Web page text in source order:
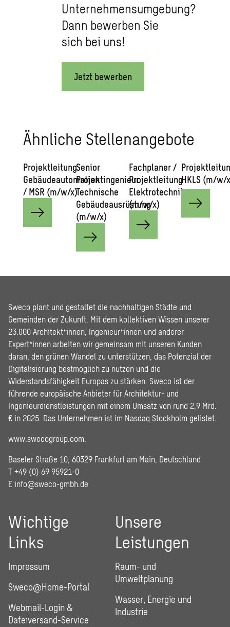
Unternehmensumgebung?
Dann bewerben Sie
sich bei uns!
Jetzt bewerben
Ähn­li­che Stel­len­an­ge­bo­te
Projektleitung
Gebäudeautomation
/ MSR (m/w/x)
Senior
Projektingenieur
Technische
Gebäudeausrüstung
(m/w/x)
Fachplaner /
Projektleitung
Elektrotechnik
(m/w/x)
HKLS (m/w/
Sweco plant und gestaltet die nachhaltigen Städte und
Gemeinden der Zukunft. Mit dem kollektiven Wissen unserer
23.000 Architekt*innen, Ingenieur*innen und anderer
Expert*innen arbeiten wir gemeinsam mit unseren Kunden
daran, den grünen Wandel zu unterstützen, das Potenzial der
Digitalisierung bestmöglich zu nutzen und die
Widerstandsfähigkeit Europas zu stärken. Sweco ist der
führende europäische Anbieter für Architektur- und
Ingenieurdienstleistungen mit einem Umsatz von rund 2,9 Mrd.
€ in 2025. Das Unternehmen ist im Nasdaq Stockholm gelistet.
www.swecogroup.com
Baseler Straße 10, 60329 Frankfurt am Main, Deutschland
T +49 (0) 69 95921-0
E info@sweco-gmbh.de
Wichtige
Links
Impressum
Sweco@Home-Portal
Webmail-Login &
Dateiversand-Service
Unsere
Leistungen
Raum- und
Umweltplanung
Wasser, Energie und
Industrie